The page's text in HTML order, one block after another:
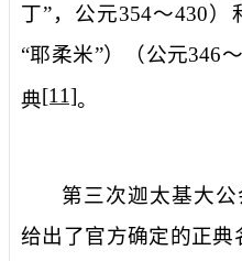
丁”，公元354～430）
“耶柔米”）
（公元346
典[11]。
第三次迦太基大
给出了官方确定的正典